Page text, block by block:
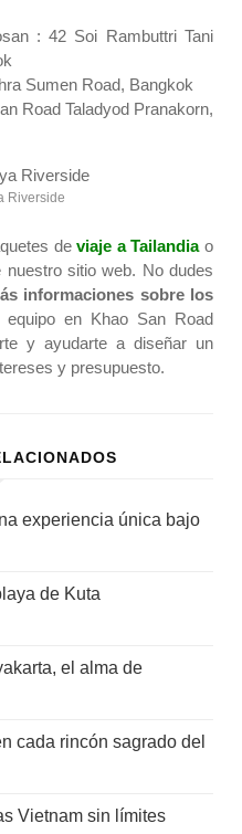
: 42 Soi Rambuttri Tani
Sumen Road, Bangkok
Road Taladyod Pranakorn,
Riverside
deviaje a Tailandiao
nuestro sitio web. No dudes
informaciones sobre los
equipo en Khao San Road
y ayudarte a diseñar un
y presupuesto.
experiencia única bajo
de Kuta
el alma de
cada rincón sagrado del
Vietnam sin límites